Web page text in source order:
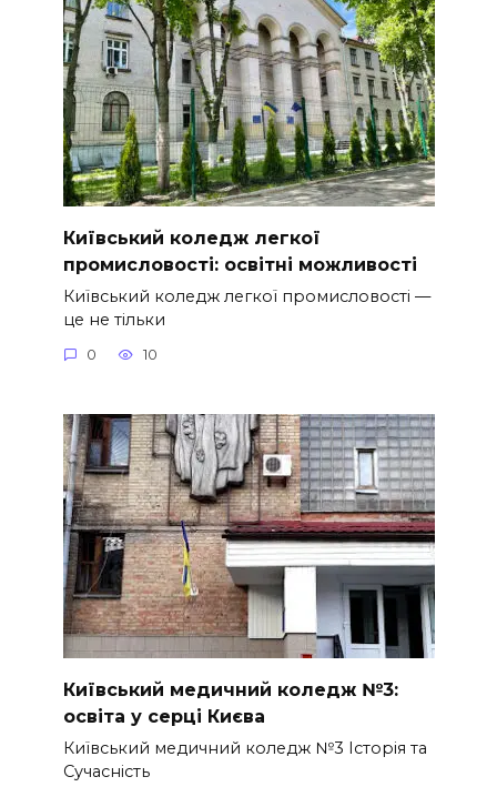
Київський коледж легкої
промисловості: освітні можливості
Київський коледж легкої промисловості —
це не тільки
0 10
Київський медичний коледж №3:
освіта у серці Києва
Київський медичний коледж №3 Історія та
Сучасність